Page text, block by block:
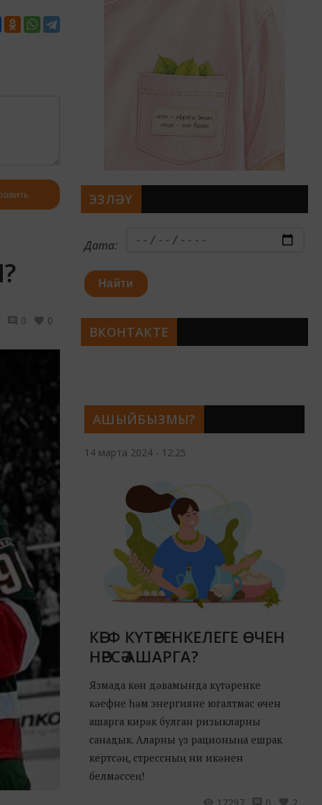
0 0
АШЫЙБЫЗМЫ?
14 марта 2024 - 12:25
КӘЕФ КҮТӘРЕНКЕЛЕГЕ ӨЧЕН
НӘРСӘ АШАРГА?
Язмада көн дәвамында күтәренке
кәефне һәм энергияне югалтмас өчен
ашарга кирәк булган ризыкларны
санадык. Аларны үз рационыңа ешрак
кертсәң, стрессның ни икәнен
белмәссең!
17297
0 2
ЭЗЛӘҮ
Дата:
Найти
ВКОНТАКТЕ